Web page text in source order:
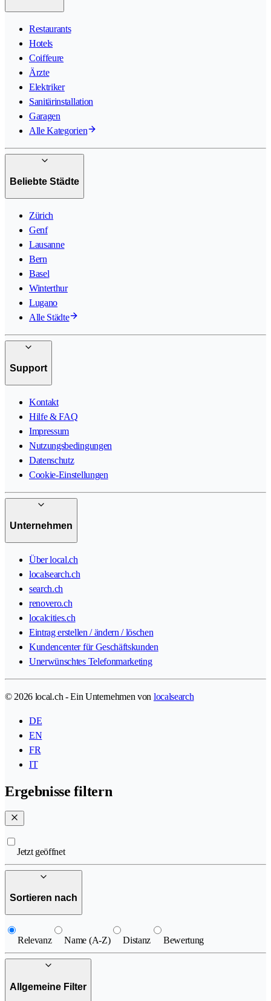
Restaurants
Hotels
Coiffeure
Ärzte
Elektriker
Sanitärinstallation
Garagen
Alle Kategorien
Beliebte Städte
Zürich
Genf
Lausanne
Bern
Basel
Winterthur
Lugano
Alle Städte
Support
Kontakt
Hilfe & FAQ
Impressum
Nutzungsbedingungen
Datenschutz
Cookie-Einstellungen
Unternehmen
Über local.ch
localsearch.ch
search.ch
renovero.ch
localcities.ch
Eintrag erstellen / ändern / löschen
Kundencenter für Geschäftskunden
Unerwünschtes Telefonmarketing
© 2026 local.ch - Ein Unternehmen von localsearch
DE
EN
FR
IT
Ergebnisse filtern
Jetzt geöffnet
Sortieren nach
Relevanz Name (A-Z) Distanz Bewertung
Allgemeine Filter